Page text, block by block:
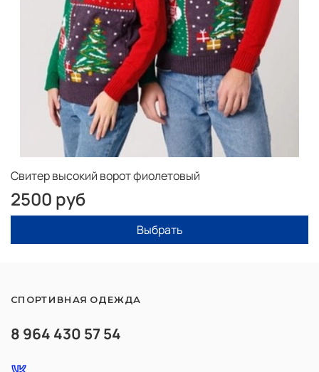
Свитер высокий ворот фиолетовый
2500 руб
Выбрать
8 964 430 57 54
СПОРТИВНАЯ ОДЕЖДА